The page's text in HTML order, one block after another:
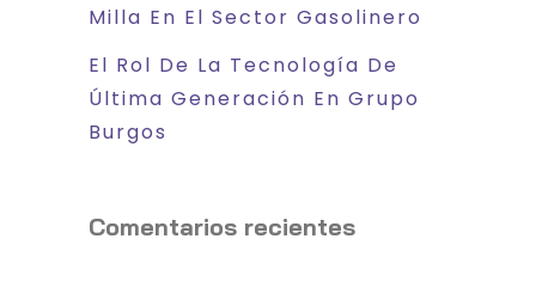
Milla En El Sector Gasolinero
El Rol De La Tecnología De
Última Generación En Grupo
Burgos
Comentarios recientes